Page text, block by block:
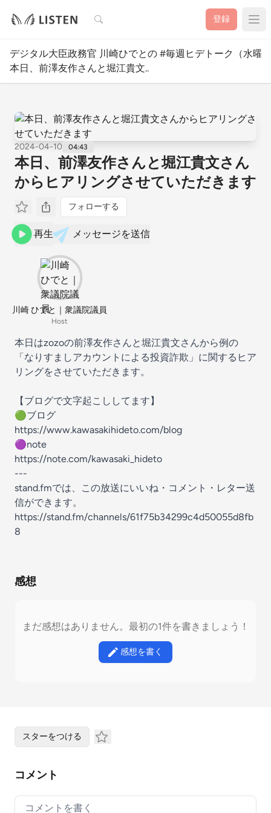
検索 登録
デジタル大臣政務官 川崎ひでとの #毎週ヒデトーク（水曜
本日、前澤友作さんと堀江貴文..
2024-04-10 04:43
本日、前澤友作さんと堀江貴文さん
からヒアリングさせていただきます
フォローする
再生 メッセージを送信
川崎 ひでと｜衆議院議員
Host
本日はzozoの前澤友作さんと堀江貴文さんから例の
「なりすましアカウントによる投資詐欺」に関するヒア
リングをさせていただきます。
【ブログで文字起こししてます】
🟢ブログ
https://www.kawasakihideto.com/blog
🟣note
https://note.com/kawasaki_hideto
---
stand.fmでは、この放送にいいね・コメント・レター送
信ができます。
https://stand.fm/channels/61f75b34299c4d50055d8fb
8
感想
まだ感想はありません。最初の1件を書きましょう！
感想を書く
スターをつける
コメント
Your comment